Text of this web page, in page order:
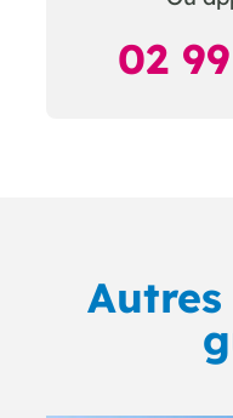
02